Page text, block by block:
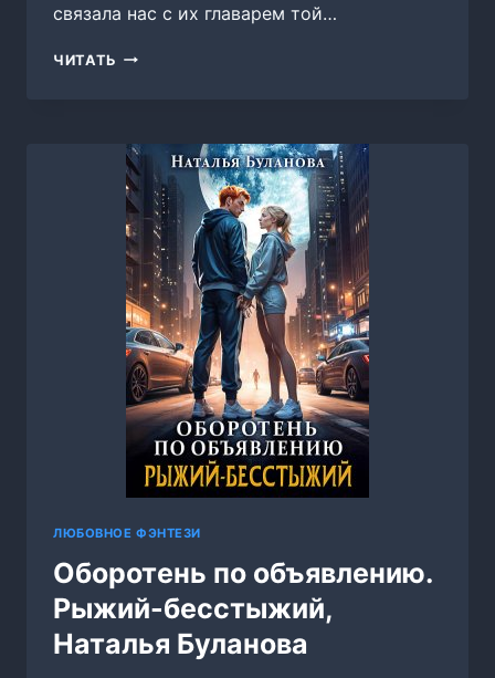
связала нас с их главарем той…
ЧИТАТЬ КРАСНАЯ
БУЛАНОВА
ЛЮБОВНОЕ ФЭНТЕЗИ
Оборотень по объявлению.
Рыжий-бесстыжий,
Наталья Буланова